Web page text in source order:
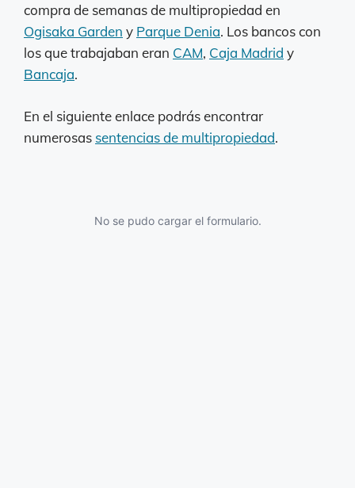
compra de semanas de multipropiedad en
Ogisaka Garden y Parque Denia. Los bancos con
los que trabajaban eran CAM, Caja Madrid y
Bancaja.
En el siguiente enlace podrás encontrar
numerosas sentencias de multipropiedad.
No se pudo cargar el formulario.